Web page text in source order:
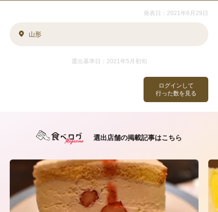
ログインして
行った数を見る
発表日：2021年6月29日
山形
選出基準日：2021年5月初旬
選出店舗の掲載記事はこちら